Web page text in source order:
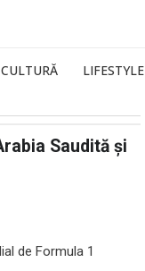
CULTURĂ LIFESTYLE
Saudită și
de Formula 1